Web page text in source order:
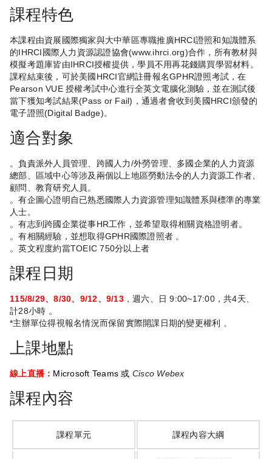
課程特色
本課程由資展國際獨家與大中華區專職推廣HRCI證照和知識體系
的IHRCI國際人力資源認證協會(www.ihrci.org)合作，所有教材與
模擬考題庫皆由IHRCI授權提供，學員不用再花錢購買學習材料。
課程結束後，可於美國HRCI官網註冊報名GPHR證照考試，在
Pearson VUE 授權考試中心進行全英文電腦化測驗，並在測試後
當下獲知考試結果(Pass or Fail)，通過者會收到美國HRCI頒發的
電子證照(Digital Badge)。
適合對象
。負責派外人員管理、跨國人力/外勞管理、多國企業的人力資源
總部、區域中心等涉及兩個以上地區勞動法令的人力資源工作者、
顧問、教育研究人員。
。有企圖心證明自已熟悉國際人力資源管理知識體系與標準的專業
人士。
。有志到跨國企業從事HR工作，並希望取得相關資格證明者。
。有相關經驗，並想取得GPHR國際證照者 。
。英文程度約當TOEIC 750分以上者
課程日期
115/8/29、8/30、9/12、9/13，週六、日 9:00~17:00，共4天、
計28小時 。
*主辦單位得視報名情況而保留實際開課日期的變更權利 。
上課地點
線上直播： Microsoft Teams 或 Cisco Webex
課程內容
課程單元 課程內容大綱